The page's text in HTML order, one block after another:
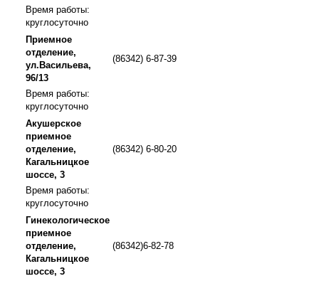
Время работы:
круглосуточно
Приемное
отделение,
ул.Васильева,
96/13
(86342) 6-87-39
Время работы:
круглосуточно
Акушерское
приемное
отделение,
Кагальницкое
шоссе, 3
(86342) 6-80-20
Время работы:
круглосуточно
Гинекологическое
приемное
отделение,
Кагальницкое
шоссе, 3
(86342)6-82-78